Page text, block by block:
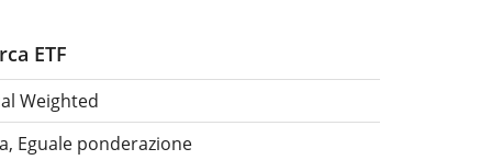
ETF
Weighted
Eguale ponderazione